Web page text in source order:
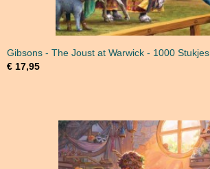
Gibsons - The Joust at Warwick - 1000 Stukjes
€ 17,95